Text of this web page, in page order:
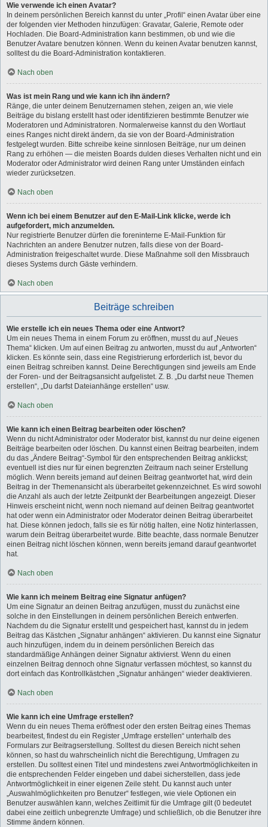
Wie verwende ich einen Avatar?
In deinem persönlichen Bereich kannst du unter „Profil“ einen Avatar über eine
der folgenden vier Methoden hinzufügen: Gravatar, Galerie, Remote oder
Hochladen. Die Board-Administration kann bestimmen, ob und wie die
Benutzer Avatare benutzen können. Wenn du keinen Avatar benutzen kannst,
solltest du die Board-Administration kontaktieren.
Nach oben
Was ist mein Rang und wie kann ich ihn ändern?
Ränge, die unter deinem Benutzernamen stehen, zeigen an, wie viele
Beiträge du bislang erstellt hast oder identifizieren bestimmte Benutzer wie
Moderatoren und Administratoren. Normalerweise kannst du den Wortlaut
eines Ranges nicht direkt ändern, da sie von der Board-Administration
festgelegt wurden. Bitte schreibe keine sinnlosen Beiträge, nur um deinen
Rang zu erhöhen — die meisten Boards dulden dieses Verhalten nicht und ein
Moderator oder Administrator wird deinen Rang unter Umständen einfach
wieder zurücksetzen.
Nach oben
Wenn ich bei einem Benutzer auf den E-Mail-Link klicke, werde ich
aufgefordert, mich anzumelden.
Nur registrierte Benutzer dürfen die foreninterne E-Mail-Funktion für
Nachrichten an andere Benutzer nutzen, falls diese von der Board-
Administration freigeschaltet wurde. Diese Maßnahme soll den Missbrauch
dieses Systems durch Gäste verhindern.
Nach oben
Beiträge schreiben
Wie erstelle ich ein neues Thema oder eine Antwort?
Um ein neues Thema in einem Forum zu eröffnen, musst du auf „Neues
Thema“ klicken. Um auf einen Beitrag zu antworten, musst du auf „Antworten“
klicken. Es könnte sein, dass eine Registrierung erforderlich ist, bevor du
einen Beitrag schreiben kannst. Deine Berechtigungen sind jeweils am Ende
der Foren- und der Beitragsansicht aufgelistet. Z. B. „Du darfst neue Themen
erstellen“, „Du darfst Dateianhänge erstellen“ usw.
Nach oben
Wie kann ich einen Beitrag bearbeiten oder löschen?
Wenn du nicht Administrator oder Moderator bist, kannst du nur deine eigenen
Beiträge bearbeiten oder löschen. Du kannst einen Beitrag bearbeiten, indem
du das „Ändere Beitrag“-Symbol für den entsprechenden Beitrag anklickst;
eventuell ist dies nur für einen begrenzten Zeitraum nach seiner Erstellung
möglich. Wenn bereits jemand auf deinen Beitrag geantwortet hat, wird dein
Beitrag in der Themenansicht als überarbeitet gekennzeichnet. Es wird sowohl
die Anzahl als auch der letzte Zeitpunkt der Bearbeitungen angezeigt. Dieser
Hinweis erscheint nicht, wenn noch niemand auf deinen Beitrag geantwortet
hat oder wenn ein Administrator oder Moderator deinen Beitrag überarbeitet
hat. Diese können jedoch, falls sie es für nötig halten, eine Notiz hinterlassen,
warum dein Beitrag überarbeitet wurde. Bitte beachte, dass normale Benutzer
einen Beitrag nicht löschen können, wenn bereits jemand darauf geantwortet
hat.
Nach oben
Wie kann ich meinem Beitrag eine Signatur anfügen?
Um eine Signatur an deinen Beitrag anzufügen, musst du zunächst eine
solche in den Einstellungen in deinem persönlichen Bereich entwerfen.
Nachdem du die Signatur erstellt und gespeichert hast, kannst du in jedem
Beitrag das Kästchen „Signatur anhängen“ aktivieren. Du kannst eine Signatur
auch hinzufügen, indem du in deinem persönlichen Bereich das
standardmäßige Anhängen deiner Signatur aktivierst. Wenn du einen
einzelnen Beitrag dennoch ohne Signatur verfassen möchtest, so kannst du
dort einfach das Kontrollkästchen „Signatur anhängen“ wieder deaktivieren.
Nach oben
Wie kann ich eine Umfrage erstellen?
Wenn du ein neues Thema eröffnest oder den ersten Beitrag eines Themas
bearbeitest, findest du ein Register „Umfrage erstellen“ unterhalb des
Formulars zur Beitragserstellung. Solltest du diesen Bereich nicht sehen
können, so hast du wahrscheinlich nicht die Berechtigung, Umfragen zu
erstellen. Du solltest einen Titel und mindestens zwei Antwortmöglichkeiten in
die entsprechenden Felder eingeben und dabei sicherstellen, dass jede
Antwortmöglichkeit in einer eigenen Zeile steht. Du kannst auch unter
„Auswahlmöglichkeiten pro Benutzer“ festlegen, wie viele Optionen ein
Benutzer auswählen kann, welches Zeitlimit für die Umfrage gilt (0 bedeutet
dabei eine zeitlich unbegrenzte Umfrage) und schließlich, ob die Benutzer ihre
Stimme ändern können.